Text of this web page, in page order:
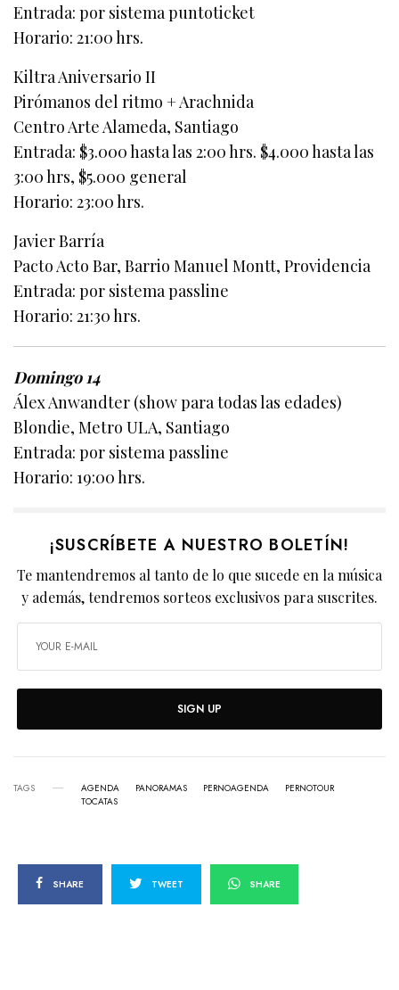
Entrada: por sistema puntoticket
Horario: 21:00 hrs.
Kiltra Aniversario II
Pirómanos del ritmo + Arachnida
Centro Arte Alameda, Santiago
Entrada: $3.000 hasta las 2:00 hrs. $4.000 hasta las
3:00 hrs, $5.000 general
Horario: 23:00 hrs.
Javier Barría
Pacto Acto Bar, Barrio Manuel Montt, Providencia
Entrada: por sistema passline
Horario: 21:30 hrs.
Domingo 14
Álex Anwandter (show para todas las edades)
Blondie, Metro ULA, Santiago
Entrada: por sistema passline
Horario: 19:00 hrs.
¡SUSCRÍBETE A NUESTRO BOLETÍN!
Te mantendremos al tanto de lo que sucede en la música
y además, tendremos sorteos exclusivos para suscrites.
SIGN UP
TAGS AGENDA PANORAMAS PERNOAGENDA
PERNOTOUR
TOCATAS
SHARE TWEET SHARE